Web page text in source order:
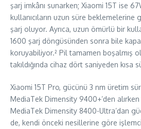
şarj imkânı sunarken; Xiaomi 15T ise
kullanıcıların uzun süre beklemelerine
şarj oluyor. Ayrıca, uzun ömürlü bir
1600 şarj döngüsünden sonra bile
koruyabiliyor.² Pil tamamen boşalmış
takıldığında cihaz dört saniyeden kısa
Xiaomi 15T Pro, gücünü 3 nm üretim
MediaTek Dimensity 9400+’den alırken
MediaTek Dimensity 8400-Ultra’dan
de, kendi önceki nesillerine göre